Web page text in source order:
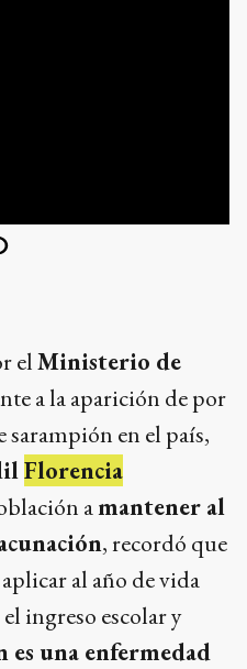
elMinisterio de
a la aparición de por
sarampión en el país,
Florencia
amantener al
, recordó que
al año de vida
ingreso escolar y
es una enfermedad